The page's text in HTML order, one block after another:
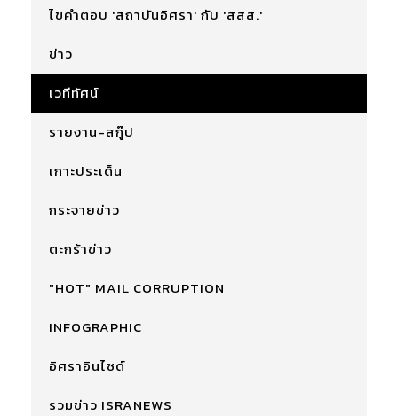
ไขคำตอบ 'สถาบันอิศรา' กับ 'สสส.'
ข่าว
เวทีทัศน์
รายงาน-สกู๊ป
เกาะประเด็น
กระจายข่าว
ตะกร้าข่าว
"HOT" MAIL CORRUPTION
INFOGRAPHIC
อิศราอินไซด์
รวมข่าว ISRANEWS